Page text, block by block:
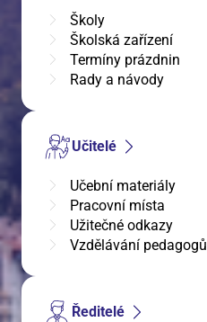
Školy
Školská zařízení
Termíny prázdnin
Rady a návody
Učitelé
Učební materiály
Pracovní místa
Užitečné odkazy
Vzdělávání pedagogů
Ředitelé